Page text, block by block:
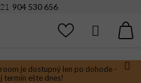
je dostupný len po dohode -
termín ešte dnes!
904 530 656
Hľadať